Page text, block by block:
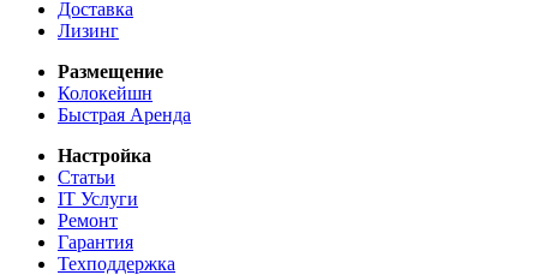
Доставка
Лизинг
Размещение
Колокейшн
Быстрая Аренда
Настройка
Статьи
IT Услуги
Ремонт
Гарантия
Техподдержка